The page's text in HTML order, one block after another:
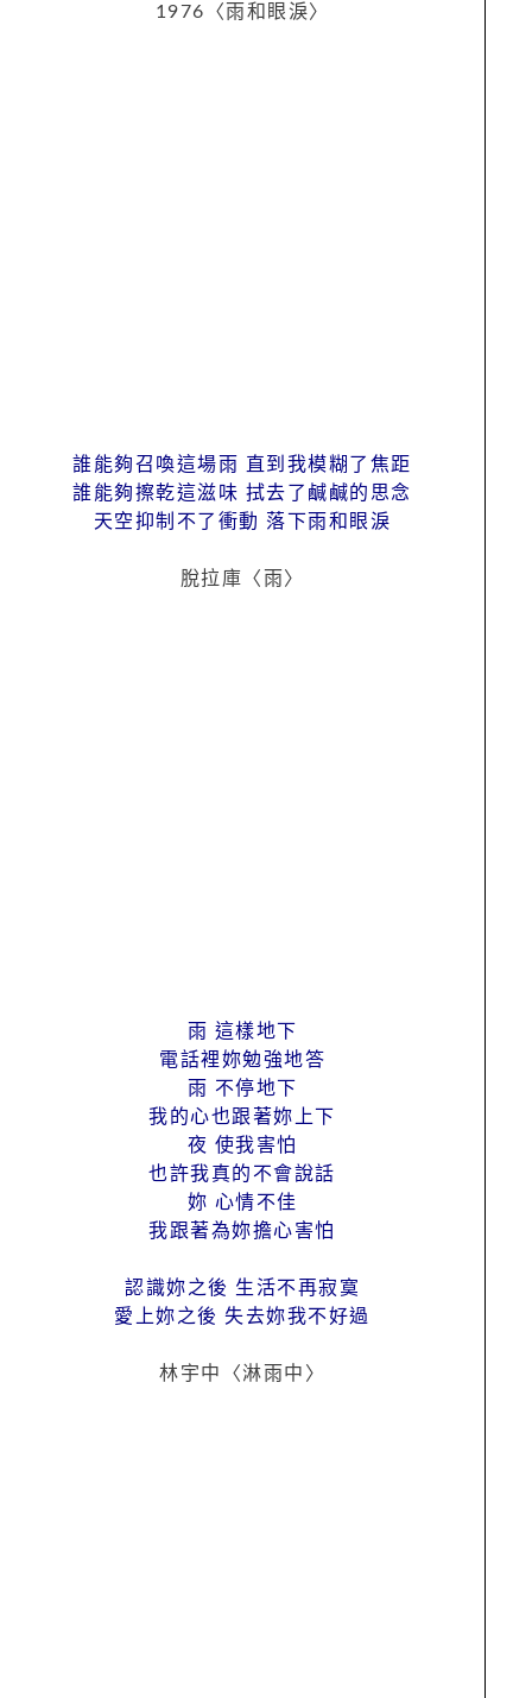
1976〈雨和眼淚〉
誰能夠召喚這場雨 直到我模糊了焦距
誰能夠擦乾這滋味 拭去了鹹鹹的思念
天空抑制不了衝動 落下雨和眼淚
脫拉庫〈雨〉
雨 這樣地下
電話裡妳勉強地答
雨 不停地下
我的心也跟著妳上下
夜 使我害怕
也許我真的不會說話
妳 心情不佳
我跟著為妳擔心害怕
認識妳之後 生活不再寂寞
愛上妳之後 失去妳我不好過
林宇中〈淋雨中〉